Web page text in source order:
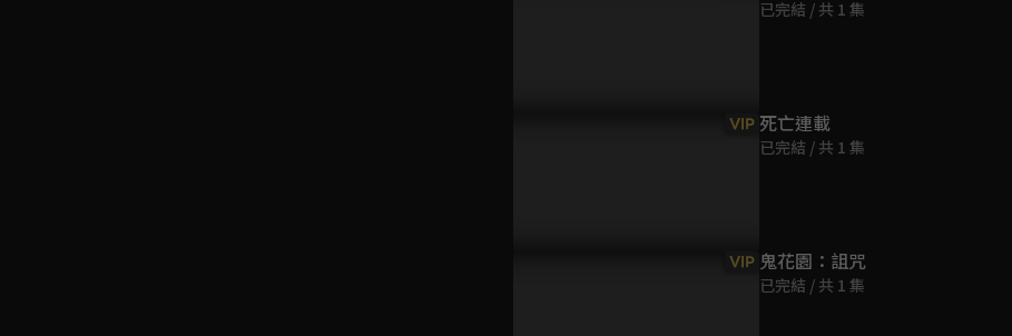
已完結 / 共 1 集
VIP 死亡連載
已完結 / 共 1 集
VIP 鬼花園：詛咒
已完結 / 共 1 集